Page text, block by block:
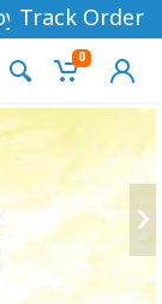
Track Order
0
›